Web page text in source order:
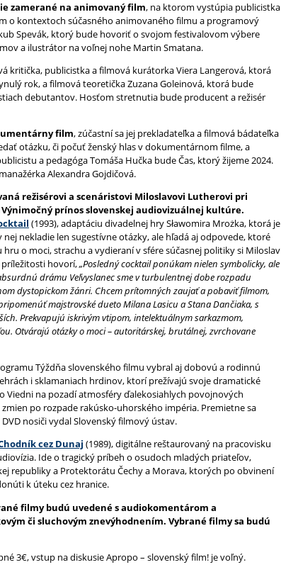
zamerané na animovaný film, na ktorom vystúpia publicistka
o kontextoch súčasného animovaného filmu a programový
Spevák, ktorý bude hovoriť o svojom festivalovom výbere
a ilustrátor na voľnej nohe Martin Smatana.
kritička, publicistka a filmová kurátorka Viera Langerová, ktorá
rok, a filmová teoretička Zuzana Goleinová, ktorá bude
debutantov. Hosťom stretnutia bude producent a režisér
film, zúčastní sa jej prekladateľka a filmová bádateľka
otázku, či počuť ženský hlas v dokumentárnom filme, a
a pedagóga Tomáša Hučka bude Čas, ktorý žijeme 2024.
Alexandra Gojdičová.
režisérovi a scenáristovi Miloslavovi Lutherovi pri
prínos slovenskej audiovizuálnej kultúre.
(1993), adaptáciu divadelnej hry Sławomira Mrożka, ktorá je
nekladie len sugestívne otázky, ale hľadá aj odpovede, ktoré
o moci, strachu a vydieraní v sfére súčasnej politiky si Miloslav
hovorí,„Posledný cocktail ponúkam nielen symbolicky, ale
drámu Veľvyslanec sme v turbulentnej dobe rozpadu
dystopickom žánri. Chcem prítomných zaujať a pobaviť filmom,
majstrovské dueto Milana Lasicu a Stana Dančiaka, s
Prekvapujú iskrivým vtipom, intelektuálnym sarkazmom,
Otvárajú otázky o moci – autoritárskej, brutálnej, zvrchovane
Týždňa slovenského filmu vybral aj dobovú a rodinnú
i sklamaniach hrdinov, ktorí prežívajú svoje dramatické
Viedni na pozadí atmosféry ďalekosiahlych povojnových
po rozpade rakúsko-uhorského impéria. Premietne sa
nosiči vydal Slovenský filmový ústav.
cez Dunaj (1989), digitálne reštaurovaný na pracovisku
Ide o tragický príbeh o osudoch mladých priateľov,
republiky a Protektorátu Čechy a Morava, ktorých po obvinení
k úteku cez hranice.
filmy budú uvedené s audiokomentárom a
či sluchovým znevýhodnením. Vybrané filmy sa budú
3€, vstup na diskusie Apropo – slovenský film! je voľný.